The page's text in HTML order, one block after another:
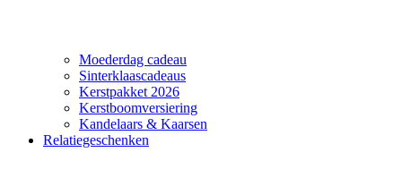
Moederdag cadeau
Sinterklaascadeaus
Kerstpakket 2026
Kerstboomversiering
Kandelaars & Kaarsen
Relatiegeschenken